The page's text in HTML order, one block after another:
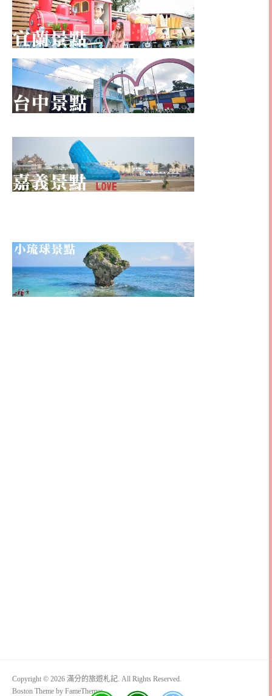
Copyright © 2026 滿分的旅遊札記. All Rights Reserved.
Boston Theme by FameThemes